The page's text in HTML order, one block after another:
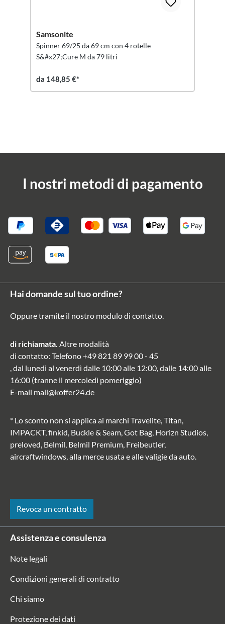
Samsonite
Spinner 69/25 da 69 cm con 4 rotelle
S&#x27;Cure M da 79 litri
da 148,85 €*
I nostri metodi di pagamento
Hai domande sul tuo ordine?
Oppure tramite il nostro modulo di contatto.
di richiamata. Altre modalità
di contatto: Telefono+49 821 89 99 00 - 45
, dal lunedì al venerdì dalle 10:00 alle 12:00, dalle 14:00 alle
16:00 (tranne il mercoledì pomeriggio)
E-mail mail@koffer24.de
* Lo sconto non si applica ai marchi Travelite, Titan,
IMPACKT, finkid, Buckle & Seam, Got Bag, Horizn Studios,
preloved, Belmil, Belmil Premium, Freibeutler,
aircraftwindows, alla merce usata e alle valigie da auto.
Revoca un contratto
Assistenza e consulenza
Note legali
Condizioni generali di contratto
Chi siamo
Protezione dei dati